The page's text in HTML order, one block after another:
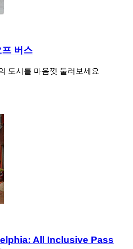
버스
도시를 마음껏 둘러보세요
All Inclusive Pass